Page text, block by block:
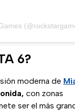
6?
moderna de
con zonas
ser el más